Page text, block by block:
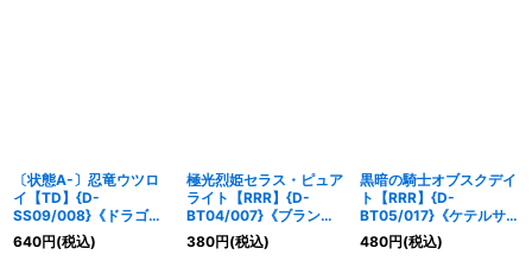
〔状態A-〕忍竜ウツロ
イ【TD】{D-
SS09/008}《ドラゴン
エンパイア》
640円(税込)
極光烈姫セラス・ピュア
ライト【RRR】{D-
BT04/007}《ブラント
ゲート》
380円(税込)
黒暗の騎士オブスクデイ
ト【RRR】{D-
BT05/017}《ケテルサ
ンクチュアリ/ブラント
ゲート》
480円(税込)